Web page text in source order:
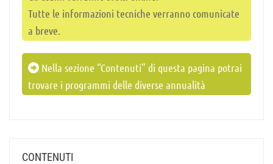
Tutte le informazioni tecniche verranno comunicate
a breve.
Nella sezione “Contenuti” di questa pagina potrai
trovare i programmi delle diverse annualità
CONTENUTI